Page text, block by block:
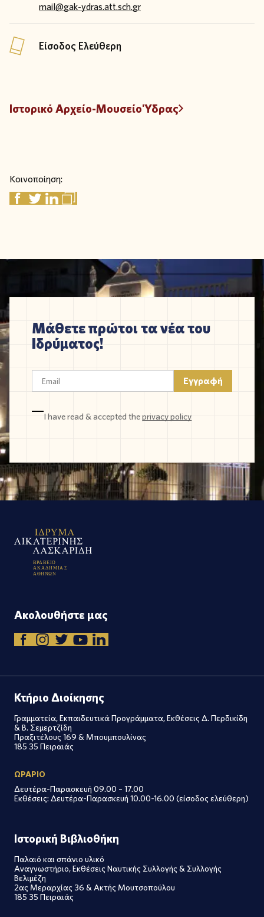
mail@gak-ydras.att.sch.gr
Είσοδος Ελεύθερη
Ιστορικό Αρχείο-Μουσείο Ύδρας
Κοινοποίηση:
Μάθετε πρώτοι τα νέα του
Ιδρύματος!
I have read & accepted theprivacy policy
ΒΡΑΒΕΙΟ
ΑΚΑΔΗΜΙΑ Σ
Α ΘΗΝΩΝ
Ακολουθήστε μας
Κτήριο Διοίκησης
Γραμματεία, Εκπαιδευτικά Προγράμματα, Εκθέσεις Δ. Περδικίδη
& Β. Σεμερτζίδη
Πραξιτέλους 169 & Μπουμπουλίνας
185 35 Πειραιάς
ΩΡΑΡΙΟ
Δευτέρα-Παρασκευή 09.00 – 17.00
Εκθέσεις: Δευτέρα-Παρασκευή 10.00-16.00 (είσοδος ελεύθερη)
Ιστορική Βιβλιοθήκη
Παλαιό και σπάνιο υλικό
Αναγνωστήριο, Εκθέσεις Ναυτικής Συλλογής & Συλλογής
Βελιμέζη
2ας Μεραρχίας 36 & Ακτής Μουτσοπούλου
185 35 Πειραιάς